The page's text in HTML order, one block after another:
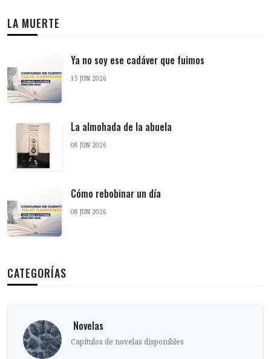
LA MUERTE
Ya no soy ese cadáver que fuimos
15 JUN 2026
La almohada de la abuela
08 JUN 2026
Cómo rebobinar un día
08 JUN 2026
CATEGORÍAS
‎ Novelas
Capítulos de novelas disponibles